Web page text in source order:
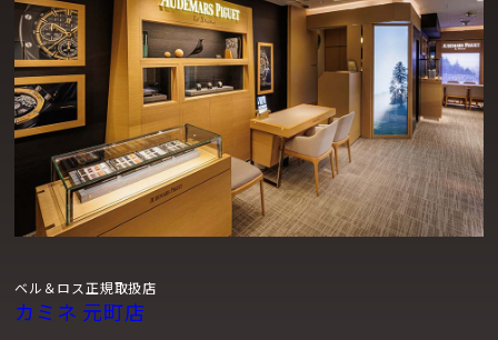
ベル＆ロス正規取扱店
カミネ 元町店